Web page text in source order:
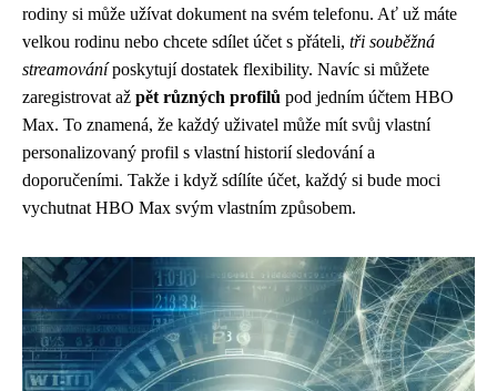
rodiny si může užívat dokument na svém telefonu. Ať už máte
velkou rodinu nebo chcete sdílet účet s přáteli, tři souběžná
streamováníposkytují dostatek flexibility. Navíc si můžete
zaregistrovat až pět různých profilů pod jedním účtem HBO
Max. To znamená, že každý uživatel může mít svůj vlastní
personalizovaný profil s vlastní historií sledování a
doporučeními. Takže i když sdílíte účet, každý si bude moci
vychutnat HBO Max svým vlastním způsobem.